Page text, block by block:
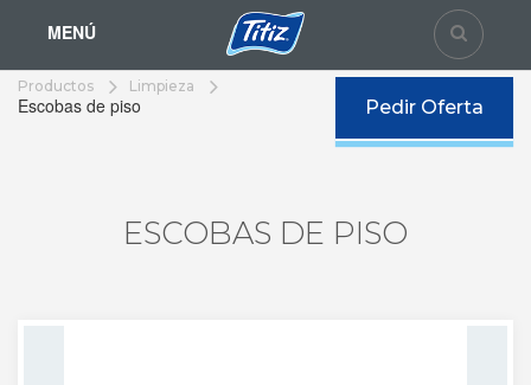
MENÚ
Productos Limpieza
Escobas de piso Pedir Oferta
ESCOBAS DE PISO